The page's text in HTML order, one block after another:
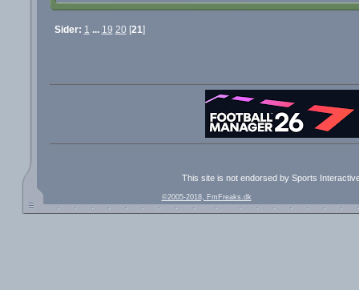
Sider: 1 ... 19 20 [21]
This site is not endorsed by Sports
©2005-2018, FmFreaks.dk